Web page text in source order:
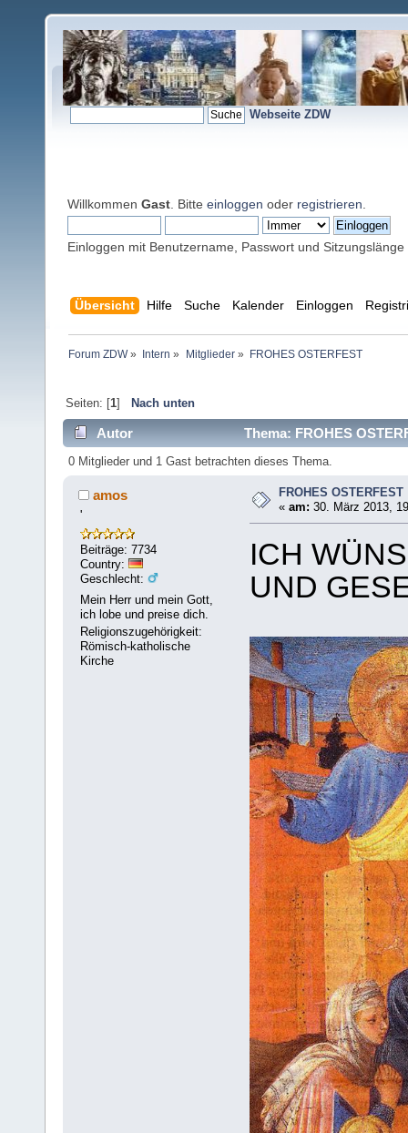
Webseite ZDW
Willkommen Gast . Bitte einloggen oder registrieren
Einloggen mit Benutzername, Passwort und Sitzungslänge
Übersicht Hilfe Suche Kalender Einloggen
Forum ZDW» Intern » Mitglieder» FROHES OSTERFEST
Seiten: [1] Nach unten
Autor Thema: FROHES
0 Mitglieder und 1 Gast betrachten dieses Thema.
amos
'
Beiträge: 7734
Country:
Geschlecht:
Mein Herr und mein Gott,
ich lobe und preise dich.
Religionszugehörigkeit:
Römisch-katholische
Kirche
FROHES OSTERFEST
«am: 30. März 2013,
ICH
UND